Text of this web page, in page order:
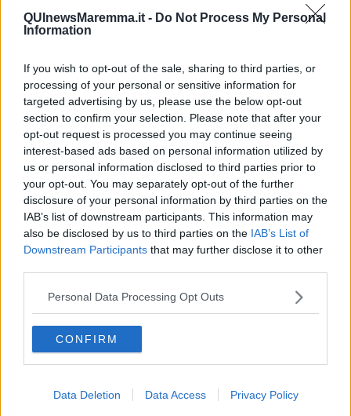
QUInewsMaremma.it - Do Not Process My Personal
Information
If you wish to opt-out of the sale, sharing to third parties, or
processing of your personal or sensitive information for
targeted advertising by us, please use the below opt-out
section to confirm your selection. Please note that after your
opt-out request is processed you may continue seeing
interest-based ads based on personal information utilized by
us or personal information disclosed to third parties prior to
your opt-out. You may separately opt-out of the further
disclosure of your personal information by third parties on the
IAB’s list of downstream participants. This information may
also be disclosed by us to third parties on the IAB’s List of
Downstream Participants that may further disclose it to other
Personal Data Processing Opt Outs
CONFIRM
Data Deletion Data Access Privacy Policy
Gracias a la vida
Somnium
Hop!
O sonho de um prisioneiro
Memòrias
Sto qui
Scrivi
Bestiario
Pillole
Veglia
​“D” come delitto
Belle lettere
25 Aprile
Todo el bien, todo el mal
Silenzio
Le parole
​L’Australiana
Vita & morte
Auguri
Moro
Continuando, la nonna e il carretto